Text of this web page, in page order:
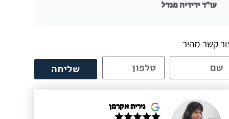
עו"ד ידידיה מנדל
קשר מהיר
שליחה
נירית אקרמן